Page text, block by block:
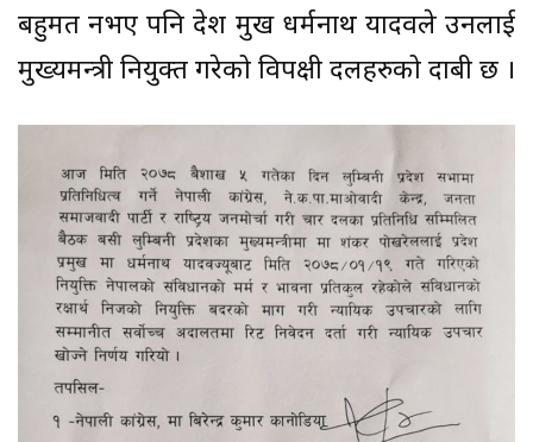
बहुमत नभए पनि प्रदेश प्रमुख धर्मनाथ यादवले उनलाई
मुख्यमन्त्री नियुक्त गरेको विपक्षी दलहरुको दाबी छ ।